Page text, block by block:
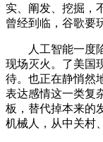
实、阐发、挖掘，
曾经到临，谷歌要
人工智能一度陷
现场灭火。了美国
待。也正在静悄然
表达感情这一类复
板，替代掉本来的
机械人，从中关村